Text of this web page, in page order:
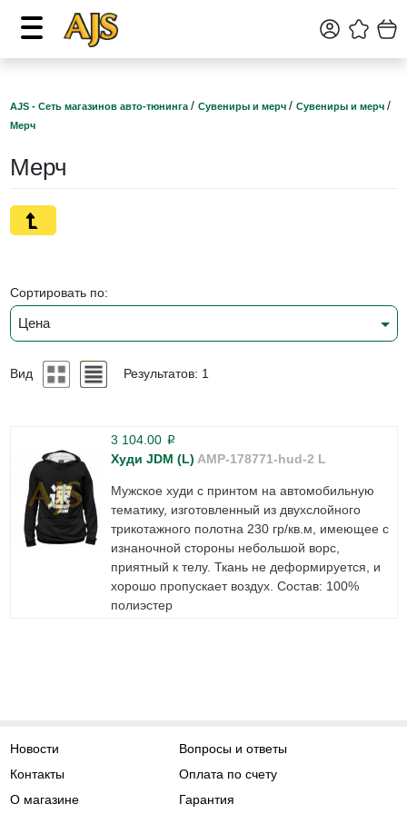
AJS - Сеть магазинов авто-тюнинга / Сувениры и мерч / Сувениры и мерч /
Мерч
Мерч
Сортировать по:
Цена
Вид Результатов: 1
3 104.00 p
Худи JDM (L) AMP-178771-hud-2 L
Мужское худи с принтом на автомобильную
тематику, изготовленный из двухслойного
трикотажного полотна 230 гр/кв.м, имеющее с
изнаночной стороны небольшой ворс,
приятный к телу. Ткань не деформируется, и
хорошо пропускает воздух. Состав: 100%
полиэстер
Новости
Контакты
О магазине
Вопросы и ответы
Оплата по счету
Гарантия